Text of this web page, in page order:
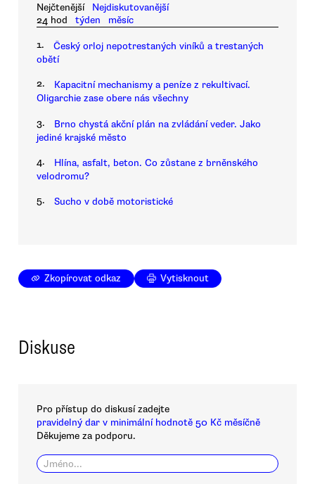
Nejčtenější
Nejdiskutovanější
24 hod
týden měsíc
1.
Český orloj nepotrestaných viníků a trestaných
obětí
2.
Kapacitní mechanismy a peníze z rekultivací.
Oligarchie zase obere nás všechny
3.
Brno chystá akční plán na zvládání veder. Jako
jediné krajské město
4.
Hlína, asfalt, beton. Co zůstane z brněnského
velodromu?
5. Sucho v době motoristické
Zkopírovat odkaz Vytisknout
Diskuse
Pro přístup do diskusí zadejte
pravidelný dar v minimální hodnotě 50 Kč měsíčně
Děkujeme za podporu.